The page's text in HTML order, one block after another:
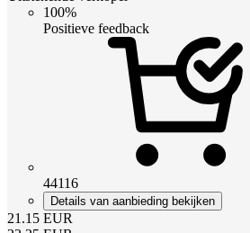
100%
Positieve feedback
44116
Details van aanbieding bekijken
21.15 EUR